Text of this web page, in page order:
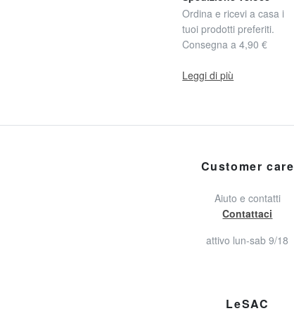
Ordina e ricevi a casa i
tuoi prodotti preferiti.
Consegna a 4,90 €
Leggi di più
Customer care
Aiuto e contatti
Contattaci
attivo lun-sab 9/18
LeSAC